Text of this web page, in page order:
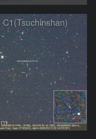
C1(Tsuchinshan)